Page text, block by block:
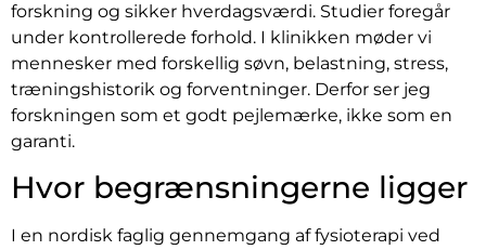
forskning og sikker hverdagsværdi. Studier foregår
under kontrollerede forhold. I klinikken møder vi
mennesker med forskellig søvn, belastning, stress,
træningshistorik og forventninger. Derfor ser jeg
forskningen som et godt pejlemærke, ikke som en
garanti.
Hvor begrænsningerne ligger
I en nordisk faglig gennemgang af fysioterapi ved